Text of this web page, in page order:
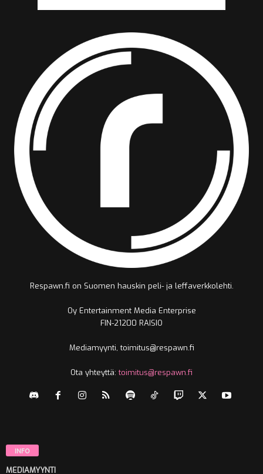
Respawn.fi on Suomen hauskin peli- ja leffaverkkolehti.
Oy Entertainment Media Enterprise
FIN-21200 RAISIO
Mediamyynti, toimitus@respawn.fi
Ota yhteyttä:toimitus@respawn.fi
INFO
MEDIAMYYNTI